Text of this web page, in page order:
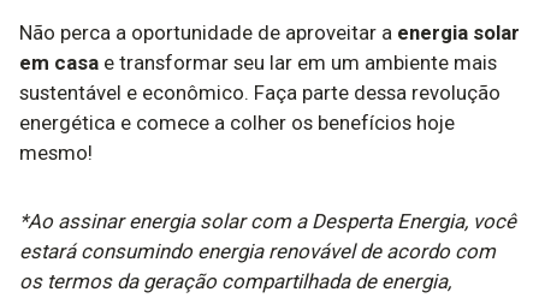
Não perca a oportunidade de aproveitar a energia solar
em casa e transformar seu lar em um ambiente mais
sustentável e econômico. Faça parte dessa revolução
energética e comece a colher os benefícios hoje
mesmo!
*Ao assinar energia solar com a Desperta Energia, você
estará consumindo energia renovável de acordo com
os termos da geração compartilhada de energia,